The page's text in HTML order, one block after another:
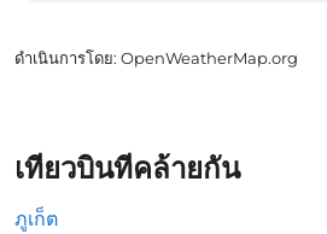
ดำเนินการโดย: OpenWeatherMap.org
เที่ยวบินที่คล้ายกัน
ภูเก็ต